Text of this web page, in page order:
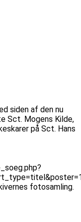
siden af den nu
Sct. Mogens Kilde,
på Sct. Hans
fotosamling.